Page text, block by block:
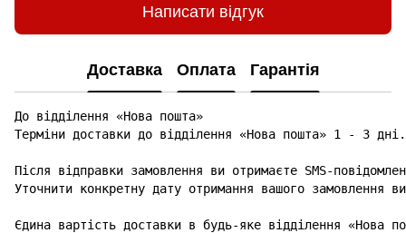
Написати відгук
Доставка Оплата Гарантія
До відділення «Нова пошта»
Терміни доставки до відділення «Нова пошта» 1 - 3 дні.
Після відправки замовлення ви отримаєте SMS-
Уточнити конкретну дату отримання вашого замовлення
Єдина вартість доставки в будь-яке відділення «Нова